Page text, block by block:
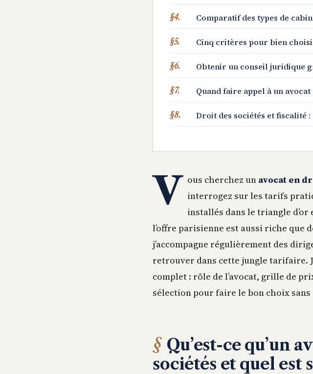
Comparatif des types de
Cinq critères pour bien
Obtenir un conseil juridique
Quand faire appel à un
Droit des sociétés et fiscalité
V ous cherchez un avocat en
interrogez sur les tarifs
installés dans le triangle
l’offre parisienne est aussi riche que
j’accompagne régulièrement des
retrouver dans cette jungle tarifaire.
complet : rôle de l’avocat, grille de
sélection pour faire le bon choix
Qu’est-ce qu’un
sociétés et quel est